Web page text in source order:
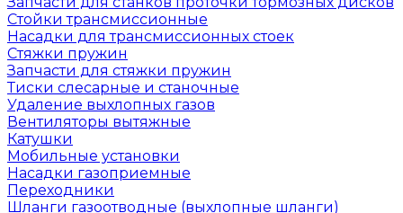
Стойки трансмиссионные
Насадки для трансмиссионных стоек
Стяжки пружин
Запчасти для стяжки пружин
Тиски слесарные и станочные
Удаление выхлопных газов
Вентиляторы вытяжные
Катушки
Мобильные установки
Насадки газоприемные
Переходники
Шланги газоотводные (выхлопные шланги)